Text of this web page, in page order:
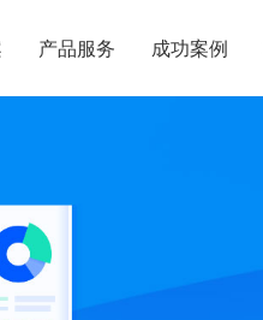
产品服务 成功案例